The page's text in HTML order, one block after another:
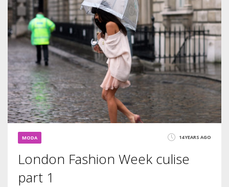
1762
MODA 14 YEARS AGO
London Fashion Week culise
part 1